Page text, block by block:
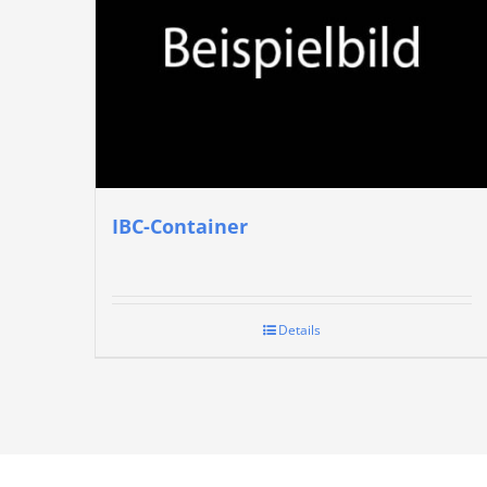
IBC-Container
Details